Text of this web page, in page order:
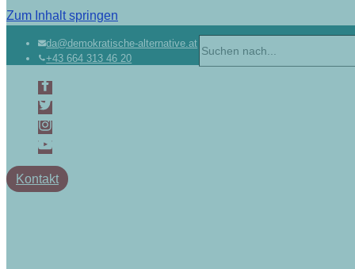
Zum Inhalt springen
da@demokratische-alternative.at
+43 664 313 46 20
Kontakt